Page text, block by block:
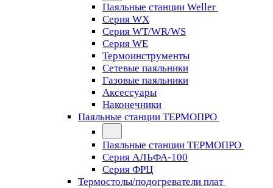
Паяльные станции Weller
Серия WX
Серия WT/WR/WS
Серия WE
Термоинструменты
Сетевые паяльники
Газовые паяльники
Аксессуары
Наконечники
Паяльные станции ТЕРМОПРО
Паяльные станции ТЕРМОПРО
Серия АЛЬФА-100
Серия ФРЦ
Термостолы/подогреватели плат